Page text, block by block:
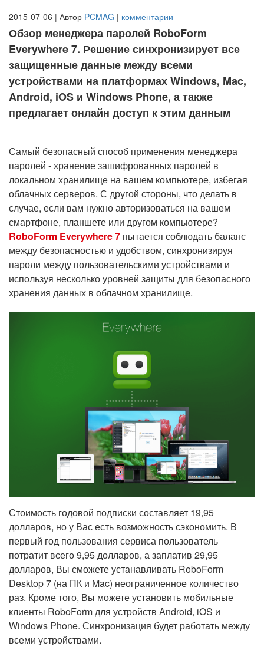
2015-07-06 | Автор PCMAG | комментарии
Обзор менеджера паролей RoboForm
Everywhere 7. Решение синхронизирует все
защищенные данные между всеми
устройствами на платформах Windows, Mac,
Android, iOS и Windows Phone, а также
предлагает онлайн доступ к этим данным
Самый безопасный способ применения менеджера
паролей - хранение зашифрованных паролей в
локальном хранилище на вашем компьютере, избегая
облачных серверов. С другой стороны, что делать в
случае, если вам нужно авторизоваться на вашем
смартфоне, планшете или другом компьютере?
RoboForm Everywhere 7 пытается соблюдать баланс
между безопасностью и удобством, синхронизируя
пароли между пользовательскими устройствами и
используя несколько уровней защиты для безопасного
хранения данных в облачном хранилище.
Стоимость годовой подписки составляет 19,95
долларов, но у Вас есть возможность сэкономить. В
первый год пользования сервиса пользователь
потратит всего 9,95 долларов, а заплатив 29,95
долларов, Вы сможете устанавливать RoboForm
Desktop 7 (на ПК и Mac) неограниченное количество
раз. Кроме того, Вы можете установить мобильные
клиенты RoboForm для устройств Android, iOS и
Windows Phone. Синхронизация будет работать между
всеми устройствами.